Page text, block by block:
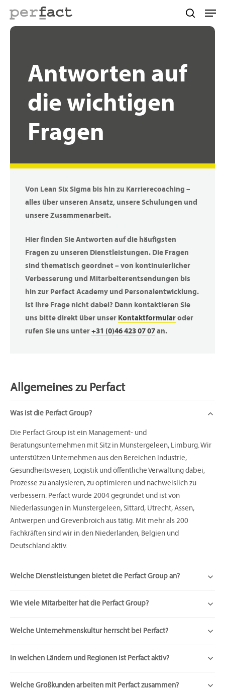
main
Antworten auf
die wichtigen
Fragen
Von Lean Six Sigma bis hin zu Karrierecoaching –
alles über unseren Ansatz, unsere Schulungen und
unsere Zusammenarbeit.
Hier finden Sie Antworten auf die häufigsten
Fragen zu unseren Dienstleistungen. Die Fragen
sind thematisch geordnet – von kontinuierlicher
Verbesserung und Mitarbeiterentsendungen bis
hin zur Perfact Academy und Personalentwicklung.
Ist Ihre Frage nicht dabei? Dann kontaktieren Sie
uns bitte direkt über unser Kontaktformular oder
rufen Sie uns unter +31 (0)46 423 07 07 an.
Allgemeines zu Perfact
Was ist die Perfact Group?
Die Perfact Group ist ein Management- und
Beratungsunternehmen mit Sitz in Munstergeleen, Limburg. Wir
unterstützen Unternehmen aus den Bereichen Industrie,
Gesundheitswesen, Logistik und öffentliche Verwaltung dabei,
Prozesse zu analysieren, zu optimieren und nachweislich zu
verbessern. Perfact wurde 2004 gegründet und ist von
Niederlassungen in Munstergeleen, Sittard, Utrecht, Assen,
Antwerpen und Grevenbroich aus tätig. Mit mehr als 200
Fachkräften sind wir in den Niederlanden, Belgien und
Deutschland aktiv.
Welche Dienstleistungen bietet die Perfact Group an?
Wie viele Mitarbeiter hat die Perfact Group?
Welche Unternehmenskultur herrscht bei Perfact?
In welchen Ländern und Regionen ist Perfact aktiv?
Welche Großkunden arbeiten mit Perfact zusammen?